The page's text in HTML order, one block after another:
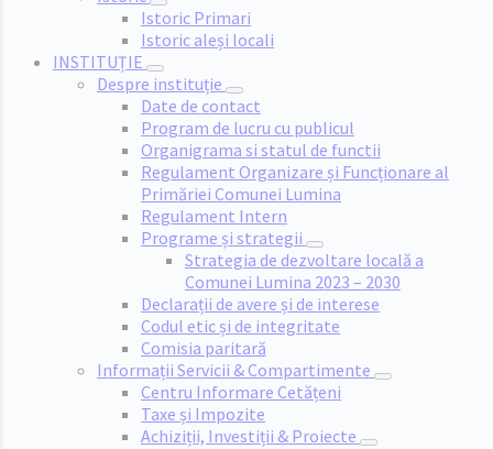
Istoric Primari
Istoric aleși locali
INSTITUȚIE
Despre instituție
Date de contact
Program de lucru cu publicul
Organigrama si statul de functii
Regulament Organizare și Funcționare al
Primăriei Comunei Lumina
Regulament Intern
Programe și strategii
Strategia de dezvoltare locală a
Comunei Lumina 2023 – 2030
Declarații de avere și de interese
Codul etic și de integritate
Comisia paritară
Informații Servicii & Compartimente
Centru Informare Cetățeni
Taxe și Impozite
Achiziții, Investiții & Proiecte